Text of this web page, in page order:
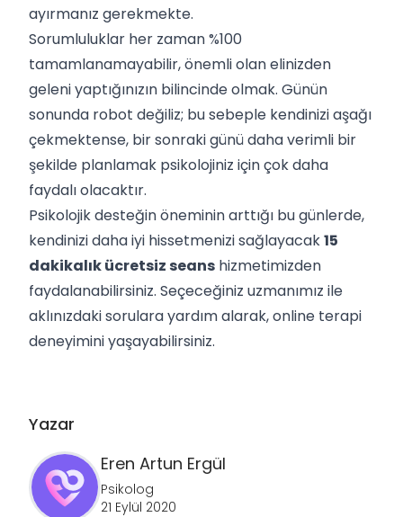
ayırmanız gerekmekte.
Sorumluluklar her zaman %100
tamamlanamayabilir, önemli olan elinizden
geleni yaptığınızın bilincinde olmak. Günün
sonunda robot değiliz; bu sebeple kendinizi aşağı
çekmektense, bir sonraki günü daha verimli bir
şekilde planlamak psikolojiniz için çok daha
faydalı olacaktır.
Psikolojik desteğin öneminin arttığı bu günlerde,
kendinizi daha iyi hissetmenizi sağlayacak15
dakikalık ücretsiz seans hizmetimizden
faydalanabilirsiniz. Seçeceğiniz uzmanımız ile
aklınızdaki sorulara yardım alarak, online terapi
deneyimini yaşayabilirsiniz.
Yazar
Eren Artun Ergül
Psikolog
21 Eylül 2020